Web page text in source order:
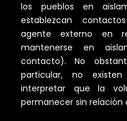
los pueblos en
establezcan
agente externo en
mantenerse en
contacto). No
particular, no
interpretar que la
permanecer sin relación